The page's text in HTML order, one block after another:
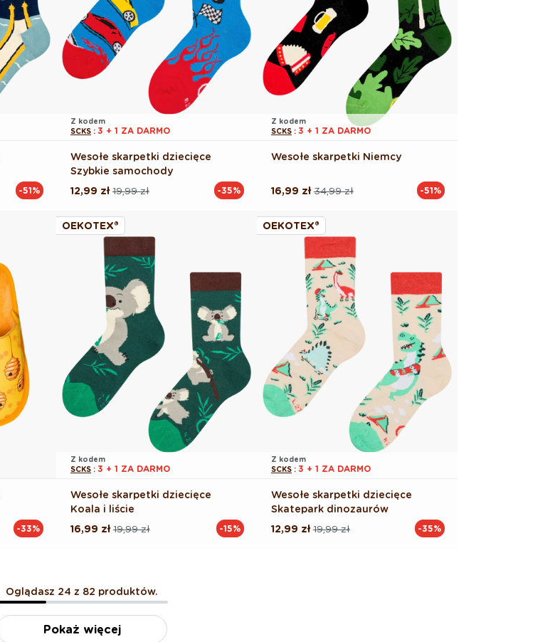
-51%
Z kodem
SCKS : 3 + 1 ZA DARMO
Wesołe skarpetki dziecięce
Szybkie samochody
Cena
19,99 zł
Cena
12,99 zł -35%
Z kodem
SCKS : 3 + 1 ZA DARMO
Wesołe skarpetki Niemcy
Cena
34,99 zł
Cena
16,99 zł -51%
-33%
OEKOTEX®
Z kodem
SCKS : 3 + 1 ZA DARMO
Wesołe skarpetki dziecięce
Koala i liście
Cena
19,99 zł
Cena
16,99 zł -15%
OEKOTEX®
Z kodem
SCKS : 3 + 1 ZA DARMO
Wesołe skarpetki dziecięce
Skatepark dinozaurów
Cena
19,99 zł
Cena
12,99 zł -35%
Oglądasz 24 z 82 produktów.
Pokaż więcej